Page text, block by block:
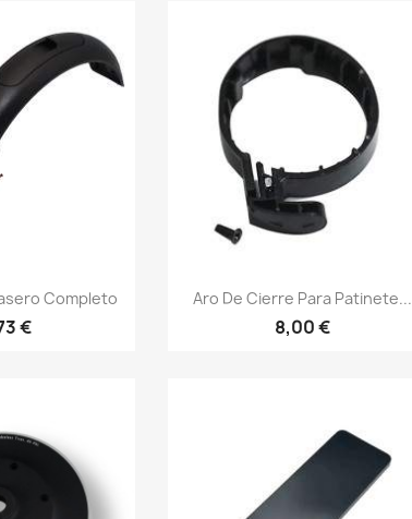
rápidaCompleto
€
Vista rápida
Aro De Cierre Para Patinete...
8,00 €